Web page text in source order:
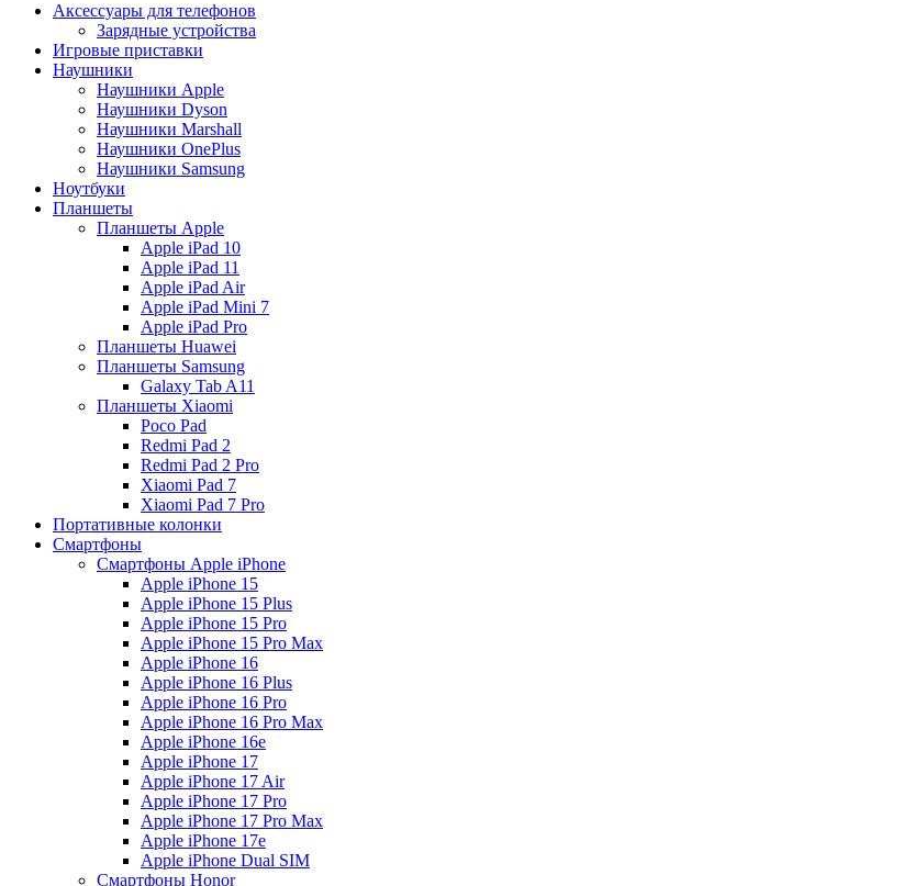
Аксессуары для телефонов
Зарядные устройства
Игровые приставки
Наушники
Наушники Apple
Наушники Dyson
Наушники Marshall
Наушники OnePlus
Наушники Samsung
Ноутбуки
Планшеты
Планшеты Apple
Apple iPad 10
Apple iPad 11
Apple iPad Air
Apple iPad Mini 7
Apple iPad Pro
Планшеты Huawei
Планшеты Samsung
Galaxy Tab A11
Планшеты Xiaomi
Poco Pad
Redmi Pad 2
Redmi Pad 2 Pro
Xiaomi Pad 7
Xiaomi Pad 7 Pro
Портативные колонки
Смартфоны
Смартфоны Apple iPhone
Apple iPhone 15
Apple iPhone 15 Plus
Apple iPhone 15 Pro
Apple iPhone 15 Pro Max
Apple iPhone 16
Apple iPhone 16 Plus
Apple iPhone 16 Pro
Apple iPhone 16 Pro Max
Apple iPhone 16e
Apple iPhone 17
Apple iPhone 17 Air
Apple iPhone 17 Pro
Apple iPhone 17 Pro Max
Apple iPhone 17e
Apple iPhone Dual SIM
Смартфоны Honor